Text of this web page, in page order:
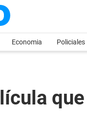
Economia Policiales